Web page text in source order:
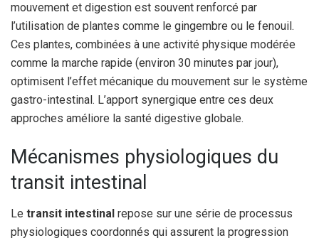
mouvement et digestion est souvent renforcé par
l’utilisation de plantes comme le gingembre ou le fenouil.
Ces plantes, combinées à une activité physique modérée
comme la marche rapide (environ 30 minutes par jour),
optimisent l’effet mécanique du mouvement sur le système
gastro-intestinal. L’apport synergique entre ces deux
approches améliore la santé digestive globale.
Mécanismes physiologiques du
transit intestinal
Le transit intestinal repose sur une série de processus
physiologiques coordonnés qui assurent la progression